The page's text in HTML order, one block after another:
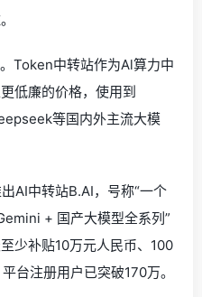
Token中转站作为Al算力中
低廉的价格，使用到
等国内外主流大模
AI中转站B.AI，号称“一个
+ 国产大模型全系列”
少补贴10万元人民币、100
台注册用户已突破170万。